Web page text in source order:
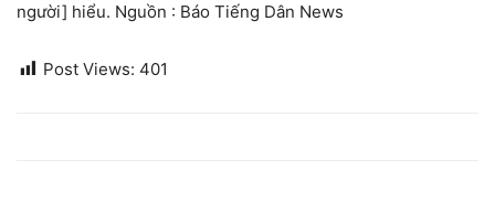
Post Views: 401